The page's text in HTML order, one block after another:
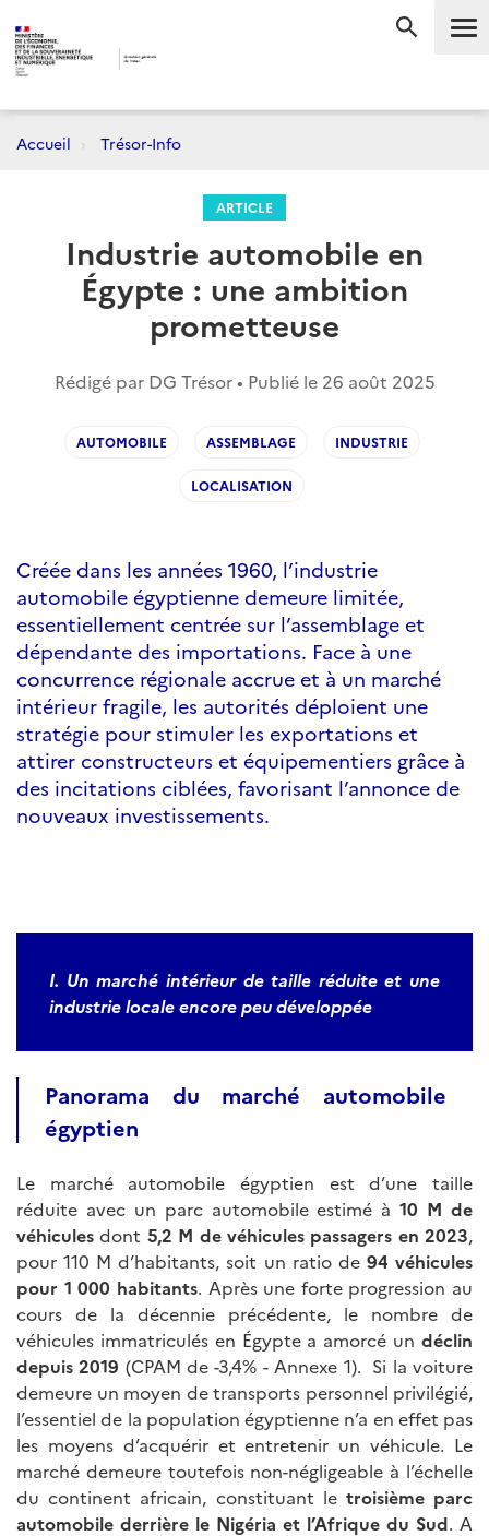
Accueil Trésor-Info
ARTICLE
Industrie automobile en
Égypte : une ambition
prometteuse
Rédigé par DG Trésor • Publié le 26 août 2025
AUTOMOBILE ASSEMBLAGE INDUSTRIE
LOCALISATION
Créée dans les années 1960, l’industrie
automobile égyptienne demeure limitée,
essentiellement centrée sur l’assemblage et
dépendante des importations. Face à une
concurrence régionale accrue et à un marché
intérieur fragile, les autorités déploient une
stratégie pour stimuler les exportations et
attirer constructeurs et équipementiers grâce à
des incitations ciblées, favorisant l’annonce de
nouveaux investissements.
I. Un marché intérieur de taille réduite et une
industrie locale encore peu développée
Panorama du marché automobile
égyptien
Le marché automobile égyptien est d’une taille
réduite avec un parc automobile estimé à10 M de
véhicules dont 5,2 M de véhicules passagers en 2023,
pour 110 M d’habitants, soit un ratio de 94 véhicules
pour 1 000 habitants. Après une forte progression au
cours de la décennie précédente, le nombre de
véhicules immatriculés en Égypte a amorcé un déclin
depuis 2019 (CPAM de -3,4% - Annexe 1). Si la voiture
demeure un moyen de transports personnel privilégié,
l’essentiel de la population égyptienne n’a en effet pas
les moyens d’acquérir et entretenir un véhicule. Le
marché demeure toutefois non-négligeable à l’échelle
du continent africain, constituant le troisième parc
automobile derrière le Nigéria et l’Afrique du Sud. A